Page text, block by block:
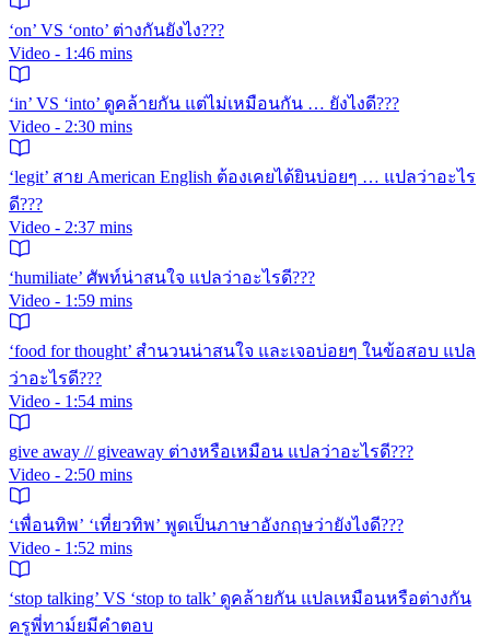
‘on’ VS ‘onto’ ต่างกันยังไง???
Video - 1:46 mins
‘in’ VS ‘into’ ดูคล้ายกัน แต่ไม่เหมือนกัน … ยังไงดี???
Video - 2:30 mins
‘legit’ สาย American English ต้องเคยได้ยินบ่อยๆ … แปลว่าอะไร
ดี???
Video - 2:37 mins
‘humiliate’ ศัพท์น่าสนใจ แปลว่าอะไรดี???
Video - 1:59 mins
‘food for thought’ สำนวนน่าสนใจ และเจอบ่อยๆ ในข้อสอบ แปล
ว่าอะไรดี???
Video - 1:54 mins
give away // giveaway ต่างหรือเหมือน แปลว่าอะไรดี???
Video - 2:50 mins
‘เพื่อนทิพ’ ‘เที่ยวทิพ’ พูดเป็นภาษาอังกฤษว่ายังไงดี???
Video - 1:52 mins
‘stop talking’ VS ‘stop to talk’ ดูคล้ายกัน แปลเหมือนหรือต่างกัน
ครูพี่ทาม์ยมีคำตอบ